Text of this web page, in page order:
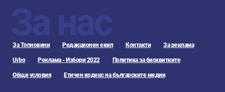
За нас
За Топновини Редакционен екип Контакти За реклама
Urbo Реклама - Избори 2022 Политика за бисквитките
Общи условия Етичен кодекс на българските медии